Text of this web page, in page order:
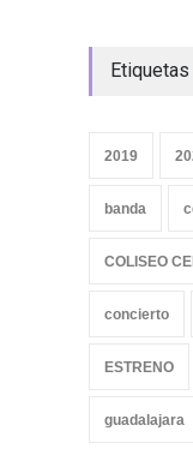
Etiquetas
2019
banda
COLISEO
concierto
ESTRENO
guadalajara